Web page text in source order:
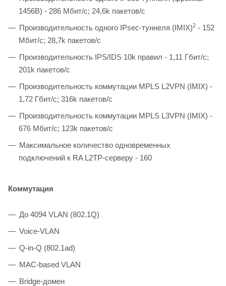
1456B) - 286 Мбит/с; 24,6k пакетов/с
Производительность одного IPsec-туннеля (IMIX)2 - 152
Мбит/с; 28,7k пакетов/с
Производительность IPS/IDS 10k правил - 1,11 Гбит/с;
201k пакетов/с
Производительность коммутации MPLS L2VPN (IMIX) -
1,72 Гбит/с; 316k пакетов/с
Производительность коммутации MPLS L3VPN (IMIX) -
676 Мбит/с; 123k пакетов/с
Максимальное количество одновременных
подключений к RA L2TP-серверу - 160
Коммутация
До 4094 VLAN (802.1Q)
Voice-VLAN
Q-in-Q (802.1ad)
MAC-based VLAN
Bridge-домен